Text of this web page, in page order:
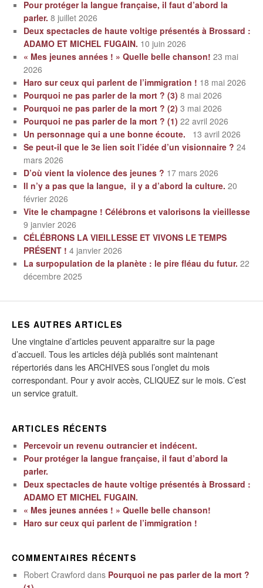
Pour protéger la langue française, il faut d’abord la
parler. 8 juillet 2026
Deux spectacles de haute voltige présentés à Brossard :
ADAMO ET MICHEL FUGAIN. 10 juin 2026
« Mes jeunes années ! » Quelle belle chanson! 23 mai
2026
Haro sur ceux qui parlent de l’immigration ! 18 mai 2026
Pourquoi ne pas parler de la mort ? (3) 8 mai 2026
Pourquoi ne pas parler de la mort ? (2) 3 mai 2026
Pourquoi ne pas parler de la mort ? (1) 22 avril 2026
Un personnage qui a une bonne écoute.
13 avril 2026
Se peut-il que le 3e lien soit l’idée d’un visionnaire ? 24
mars 2026
D’où vient la violence des jeunes ? 17 mars 2026
Il n’y a pas que la langue, il y a d’abord la culture. 20
février 2026
Vite le champagne ! Célébrons et valorisons la vieillesse
9 janvier 2026
CÉLÉBRONS LA VIEILLESSE ET VIVONS LE TEMPS
PRÉSENT ! 4 janvier 2026
La surpopulation de la planète : le pire fléau du futur. 22
décembre 2025
LES AUTRES ARTICLES
Une vingtaine d’articles peuvent apparaitre sur la page
d’accueil. Tous les articles déjà publiés sont maintenant
répertoriés dans les ARCHIVES sous l’onglet du mois
correspondant. Pour y avoir accès, CLIQUEZ sur le mois. C’est
un service gratuit.
ARTICLES RÉCENTS
Percevoir un revenu outrancier et indécent.
Pour protéger la langue française, il faut d’abord la
parler.
Deux spectacles de haute voltige présentés à Brossard :
ADAMO ET MICHEL FUGAIN.
« Mes jeunes années ! » Quelle belle chanson!
Haro sur ceux qui parlent de l’immigration !
COMMENTAIRES RÉCENTS
Robert Crawford dans Pourquoi ne pas parler de la mort ?